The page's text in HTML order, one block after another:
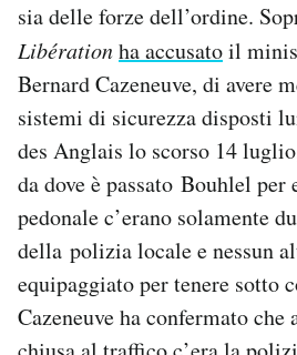
sia delle forze dell’ordine.
Libérationha accusatoil
Bernard Cazeneuve, di avere
sistemi di sicurezza disposti
des Anglais lo scorso 14
da dove è passato Bouhlel per
pedonale c’erano solamente
della polizia locale e nessun
equipaggiato per tenere sotto
Cazeneuve ha confermato